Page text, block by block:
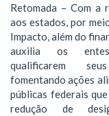
Retomada – Com a
aos estados, por
Impacto, além do
auxilia os
qualificarem
fomentando ações
públicas federais
redução de